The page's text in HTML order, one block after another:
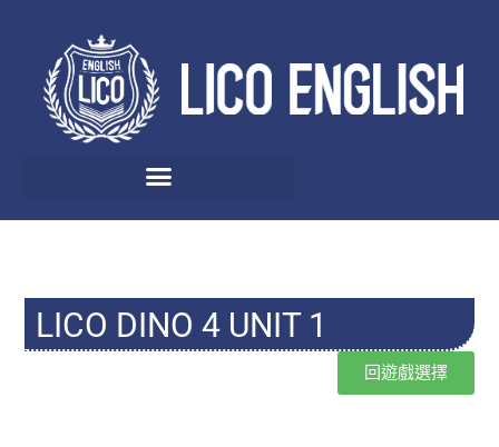
LICO DINO 4 UNIT 1
回遊戲選擇